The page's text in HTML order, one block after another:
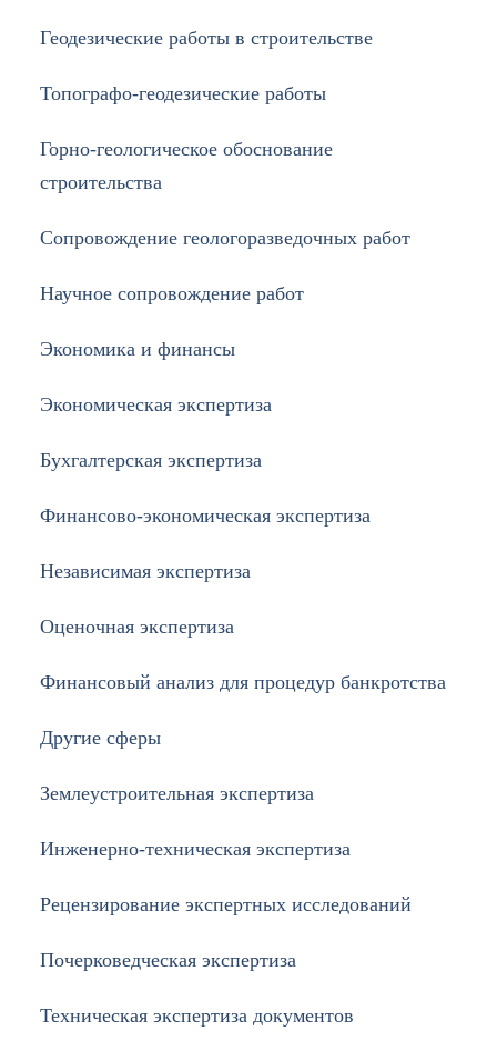
Геодезические работы в строительстве
Топографо-геодезические работы
Горно-геологическое обоснование
строительства
Cопровождение геологоразведочных работ
Научное сопровождение работ
Экономика и финансы
Экономическая экспертиза
Бухгалтерская экспертиза
Финансово-экономическая экспертиза
Независимая экспертиза
Оценочная экспертиза
Финансовый анализ для процедур банкротства
Другие сферы
Землеустроительная экспертиза
Инженерно-техническая экспертиза
Рецензирование экспертных исследований
Почерковедческая экспертиза
Техническая экспертиза документов